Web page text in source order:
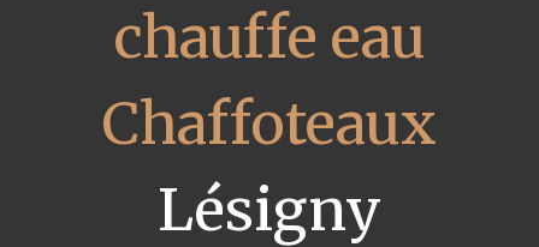
chauffe eau
Chaffoteaux
Lésigny